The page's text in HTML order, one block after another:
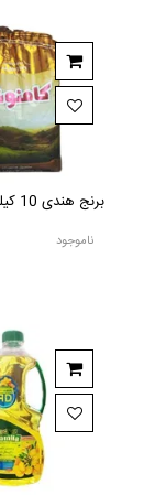
برنج هندی 10 کیلویی کامنوش
ناموجود